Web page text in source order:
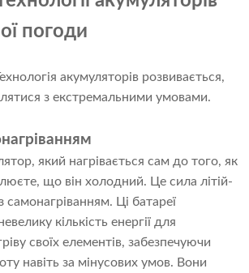
погоди
акумуляторів розвивається,
з екстремальними умовами.
який нагрівається сам до того, як
що він холодний. Це сила літій-
самонагріванням. Ці батареї
кількість енергії для
своїх елементів, забезпечуючи
навіть за мінусових умов. Вони